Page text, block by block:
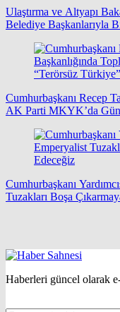
Ulaştırma ve Altyapı
Belediye Başkanlarıyla
Cumhurbaşkanı Recep
AK Parti MKYK’da
Cumhurbaşkanı
Tuzakları Boşa
Haberleri güncel olarak